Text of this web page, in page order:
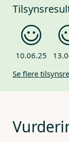
10.06.25
Se flere